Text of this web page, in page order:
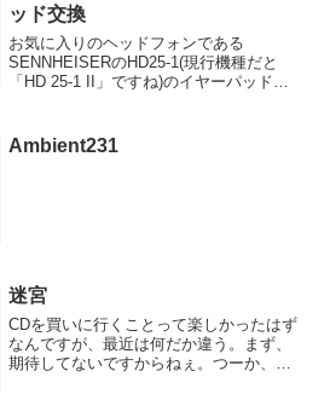
ッド交換
お気に入りのヘッドフォンである
SENNHEISERのHD25-1(現行機種だと
「HD 25-1 II」ですね)のイヤーパッドが
した。正直もうどうにもなんないものか
Ambient231
迷宮
CDを買いに行くことって楽しかったはず
なんですが、最近は何だか違う。まず、
期待してないですからねぇ。つーか、こ